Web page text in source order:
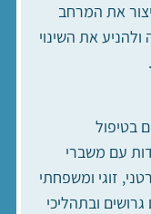
את המרחב
את השינוי
בטיפול
עם משברי
זוגי ומשפחתי
ובתהליכי